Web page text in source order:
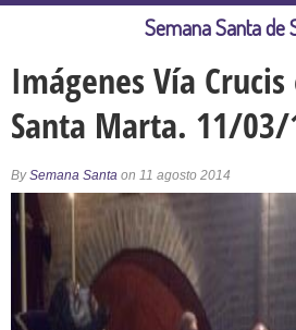
Imágenes Vía Crucis
Santa Marta. 11/
BySemana Santa on 11 agosto 2014
Semana Santa de